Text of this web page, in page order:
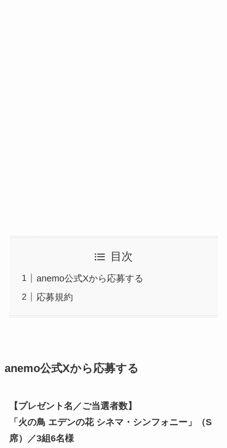
目次
anemo公式Xから応募する
応募規約
anemo公式Xから応募する
【プレゼント名／ご当選者数】
「火の鳥 エデンの花 シネマ・シンフォニー」（S
席）／3組6名様